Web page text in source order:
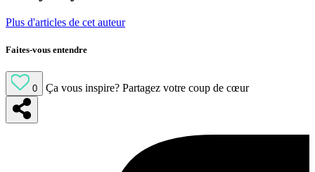
Plus d'articles de cet auteur
Faites-vous entendre
0 Ça vous inspire? Partagez votre coup de cœur